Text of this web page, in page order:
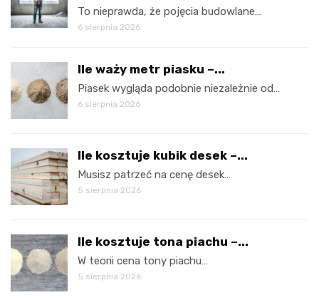
To nieprawda, że pojęcia budowlane…
6 sierpnia 2026
Ile waży metr piasku –...
Piasek wygląda podobnie niezależnie od…
6 sierpnia 2026
Ile kosztuje kubik desek –...
Musisz patrzeć na cenę desek…
5 sierpnia 2026
Ile kosztuje tona piachu –...
W teorii cena tony piachu…
5 sierpnia 2026